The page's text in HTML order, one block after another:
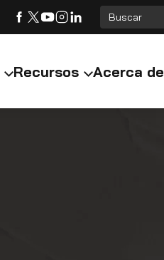
Recursos Acerca de